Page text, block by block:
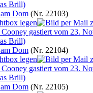
Dom (Nr. 22103)
Dom (Nr. 22104)
Dom (Nr. 22105)